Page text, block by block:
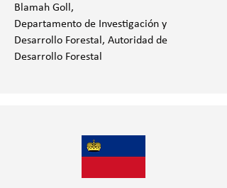
Blamah Goll,
Departamento de Investigación y
Desarrollo Forestal, Autoridad de
Desarrollo Forestal